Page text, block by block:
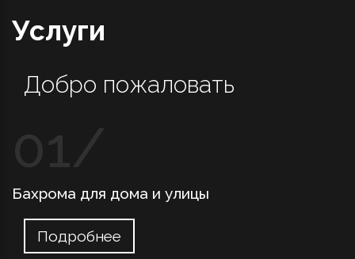
Услуги
Добро пожаловать
Бахрома для дома и улицы
Подробнее